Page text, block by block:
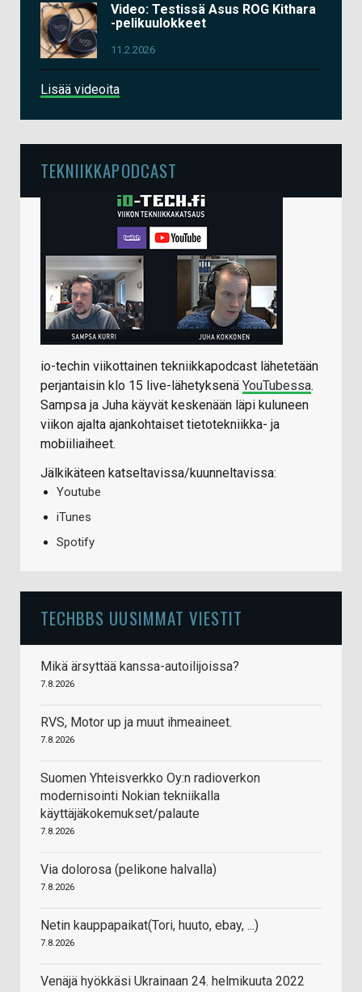
Video: Testissä Asus ROG Kithara
-pelikuulokkeet
11.2.2026
Lisää videoita
TEKNIIKKAPODCAST
io-techin viikottainen tekniikkapodcast lähetetään
perjantaisin klo 15 live-lähetyksenä YouTubessa.
Sampsa ja Juha käyvät keskenään läpi kuluneen
viikon ajalta ajankohtaiset tietotekniikka- ja
mobiiliaiheet.
Jälkikäteen katseltavissa/kuunneltavissa:
Youtube
iTunes
Spotify
TECHBBS UUSIMMAT VIESTIT
Mikä ärsyttää kanssa-autoilijoissa?
7.8.2026
RVS, Motor up ja muut ihmeaineet.
7.8.2026
Suomen Yhteisverkko Oy:n radioverkon
modernisointi Nokian tekniikalla
käyttäjäkokemukset/palaute
7.8.2026
Via dolorosa (pelikone halvalla)
7.8.2026
Netin kauppapaikat(Tori, huuto, ebay, ...)
7.8.2026
Venäjä hyökkäsi Ukrainaan 24. helmikuuta 2022